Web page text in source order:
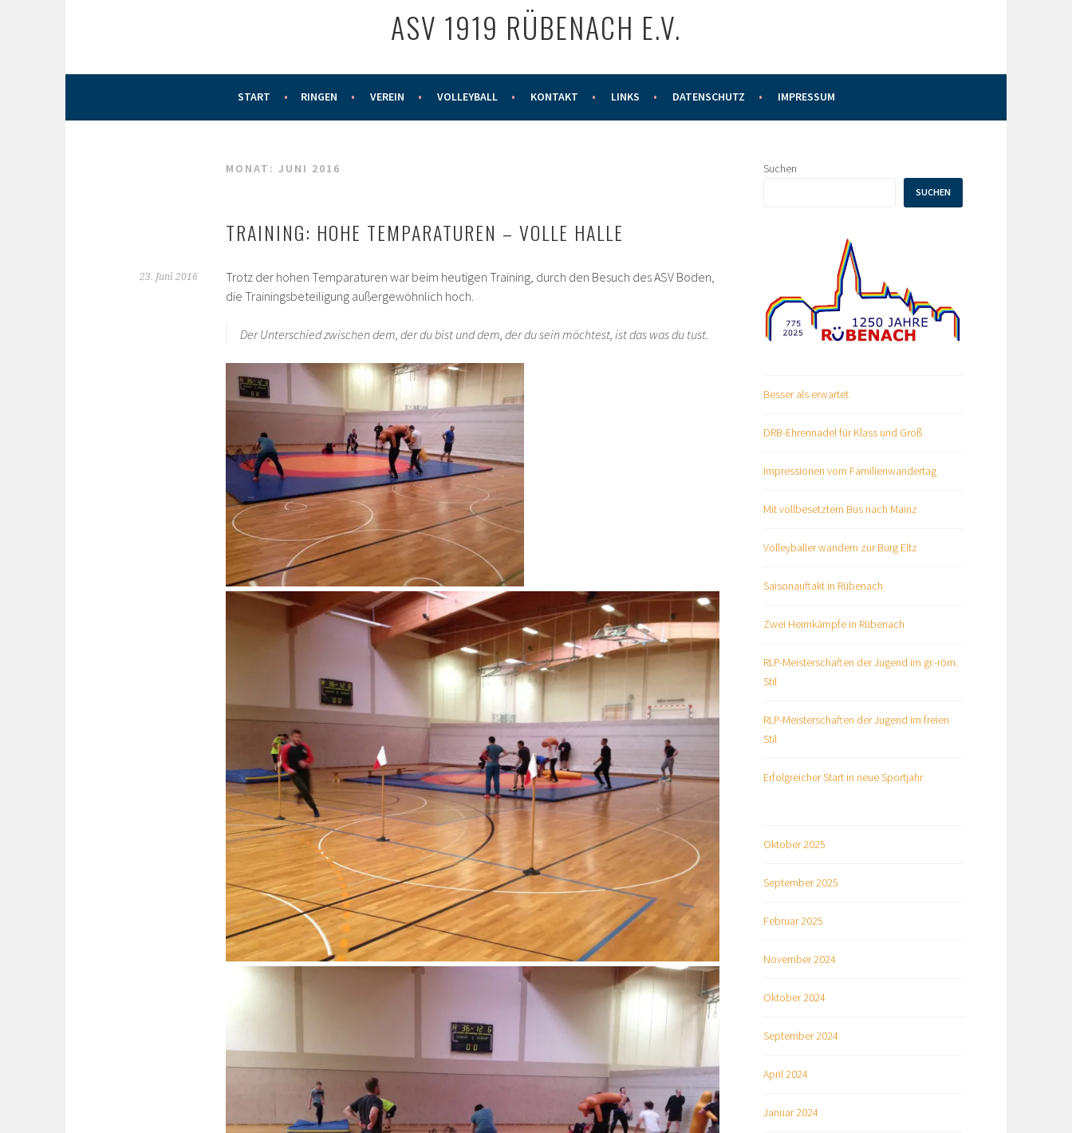
ASV 1919 RÜBENACH E.V.
START RINGEN VEREIN VOLLEYBALL KONTAKT LINKS DATENSCHUTZ IMPRESSUM
MONAT: JUNI 2016
TRAINING: HOHE TEMPARATUREN – VOLLE HALLE
23. Juni 2016
Trotz der hohen Temparaturen war beim heutigen Training, durch den Besuch des ASV Boden,
die Trainingsbeteiligung außergewöhnlich hoch.
Der Unterschied zwischen dem, der du bist und dem, der du sein möchtest, ist das was du tust.
Suchen
SUCHEN
Besser als erwartet
DRB-Ehrennadel für Klass und Groß
Impressionen vom Familienwandertag
Mit vollbesetztem Bus nach Mainz
Volleyballer wandern zur Burg Eltz
Saisonauftakt in Rübenach
Zwei Heimkämpfe in Rübenach
RLP-Meisterschaften der Jugend im gr.-röm.
Stil
RLP-Meisterschaften der Jugend im freien
Stil
Erfolgreicher Start in neue Sportjahr
Oktober 2025
September 2025
Februar 2025
November 2024
Oktober 2024
September 2024
April 2024
Januar 2024